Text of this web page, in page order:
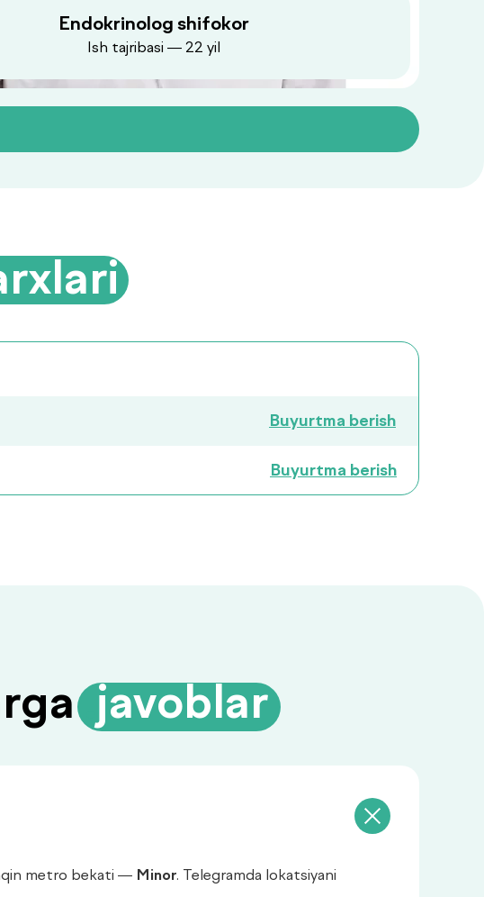
Endokrinolog shifokor
Ish tajribasi — 22 yil
Buyurtma berish
Buyurtma berish
.javoblar
metro bekati — Minor. Telegramda lokatsiyani